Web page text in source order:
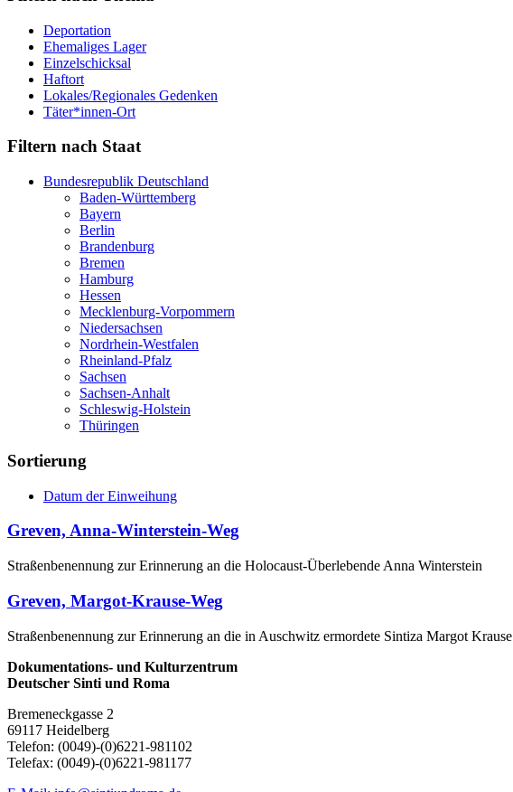
Deportation
Ehemaliges Lager
Einzelschicksal
Haftort
Lokales/Regionales Gedenken
Täter*innen-Ort
Filtern nach Staat
Bundesrepublik Deutschland
Baden-Württemberg
Bayern
Berlin
Brandenburg
Bremen
Hamburg
Hessen
Mecklenburg-Vorpommern
Niedersachsen
Nordrhein-Westfalen
Rheinland-Pfalz
Sachsen
Sachsen-Anhalt
Schleswig-Holstein
Thüringen
Sortierung
Datum der Einweihung
Greven, Anna-Winterstein-Weg
Straßenbenennung zur Erinnerung an die Holocaust-Überlebende Anna Winterstein
Greven, Margot-Krause-Weg
Straßenbenennung zur Erinnerung an die in Auschwitz ermordete Sintiza Margot Krause
Dokumentations- und Kulturzentrum
Deutscher Sinti und Roma
Bremeneckgasse 2
69117 Heidelberg
Telefon: (0049)-(0)6221-981102
Telefax: (0049)-(0)6221-981177